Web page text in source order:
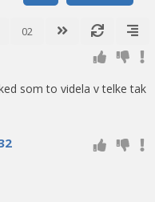
02
som to videla v telke tak